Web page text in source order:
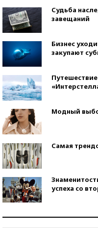
Судьба
завещаний
Бизнес
закупают
Модный
Самая
успеха со